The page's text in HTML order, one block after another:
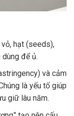
hạt (seeds),
để ủ.
và cảm
là yếu tố giúp
giữ lâu năm.